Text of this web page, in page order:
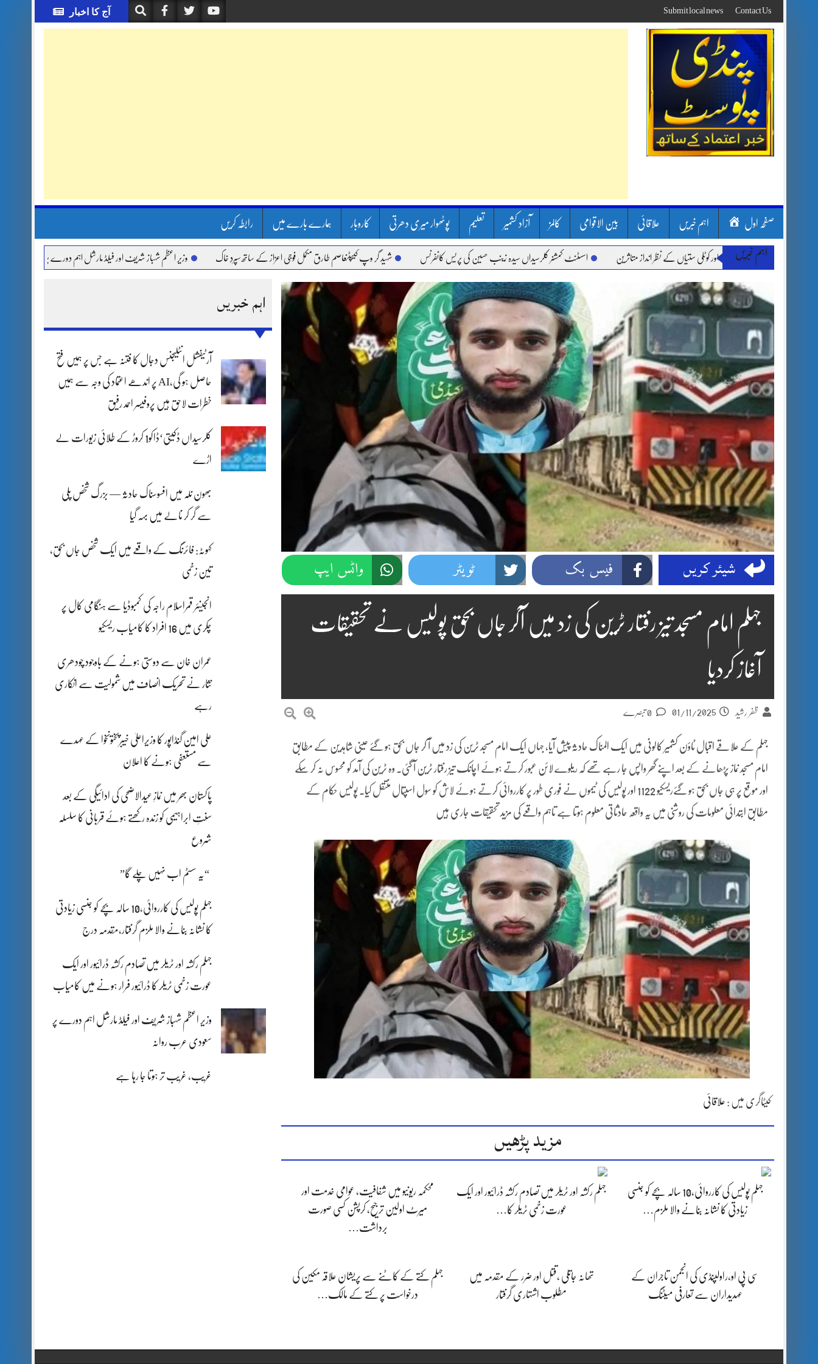
to
content
آج کا اخبار Contact Us
Submit local news
صفحہ اول اہم خبریں علاقائی بین الاقوامی کالمز آزاد کشمیر تعلیم پوٹھوار میری دھرتی کاروبار ہمارے بارے میں رابطہ کریں
اہم خبریں
بارشیں، لینڈ سلائیڈنگ اور کوٹلی ستیاں کے نظر انداز متاثرین اسسٹنٹ کمشنر کلرسیداں سیدہ زینب حسین کی پریس کانفرنس شہید گر وپ کیپٹنعاصم طارق مکمل فوجی اعزاز کے ساتھ سپردِ خاک وزیر اعظم شہباز شریف اور فیلڈ مارشل اہم دورے پر سعودی عرب روانہ
اہم خبریں
آرٹیفشل انٹلیجنس دجال کا فتنہ ہے جس پر ہمیں فتح
حاصل ہو گی،AI پر اندھے اعتماد کی وجہ سے ہمیں
خطرات لاحق ہیں پروفیسر احمد رفیق
کلرسیداں ڈکیتی‘ڈاکو1 کروڑ کے طلائی زیورات لے
اڑے
بھون نلہ میں افسوسناک حادثہ — بزرگ شخص پلی
سے گر کر نالے میں بہہ گیا
کہوٹہ: فائرنگ کے واقعے میں ایک شخص جاں بحق،
تین زخمی
انجینئر قمراسلام راجہ کی کمبوڈیا سے ہنگامی کال پر
چکری میں 16 افراد کا کامیاب ریسکیو
عمران خان سے دوستی ہونے کے باوجود چودھری
نثار نے تحریک انصاف میں شمولیت سے انکاری
رہے
علی امین گنڈاپور کا وزیراعلیٰ خیبرپختونخوا کے عہدے
سے مستعفی ہونے کا اعلان
پاکستان بھر میں نمازِ عیدالاضحی کی ادائیگی کے بعد
سنتِ ابراہیمی کو زندہ رکھتے ہوئے قربانی کا سلسلہ
شروع
“یہ سسٹم اب نہیں چلے گا”
جہلم پولیس کی کارروائی،10 سالہ بچے کو جنسی زیادتی
کا نشانہ بنانے والا ملزم گرفتار،مقدمہ درج
جہلم رکشہ اور ٹریلر میں تصادم رکشہ ڈرائیور اور ایک
عورت زخمی ٹریلر کا ڈرائیور فرار ہونے میں کامیاب
وزیر اعظم شہباز شریف اور فیلڈ مارشل اہم دورے پر
سعودی عرب روانہ
غریب، غریب تر ہوتا جا رہا ہے
شیئر کریں فیس بک ٹویٹر واٹس ایپ
جہلم امام مسجد تیز رفتار ٹرین کی زد میں آکر جاں بحق پولیس نے تحقیقات
آغاز کردیا
ظفر رشید 01/11/2025
جہلم کے علاقے اقبال ٹاؤن کشمیر کالونی میں ایک المناک حادثہ پیش آیا، جہاں ایک امام مسجد ٹرین کی زد میں آ کر جاں بحق ہو گئے عینی شاہدین کے مطابق
امام مسجد نماز پڑھانے کے بعد اپنے گھر واپس جا رہے تھے کہ ریلوے لائن عبور کرتے ہوئے اچانک تیز رفتار ٹرین آ گئی۔ وہ ٹرین کی آمد کو محسوس نہ کر سکے
اور موقع پر ہی جاں بحق ہو گئےریسکیو 1122 اور پولیس کی ٹیموں نے فوری طور پر کارروائی کرتے ہوئے لاش کو سول اسپتال منتقل کیا۔ پولیس حکام کے
مطابق ابتدائی معلومات کی روشنی میں یہ واقعہ حادثاتی معلوم ہوتا ہے تاہم واقعے کی مزید تحقیقات جاری ہیں
کیٹاگری میں : علاقائی
مزید پڑھیں
جہلم پولیس کی کارروائی،10 سالہ بچے کو جنسی
زیادتی کا نشانہ بنانے والا ملزم…
جہلم رکشہ اور ٹریلر میں تصادم رکشہ ڈرائیور اور ایک
عورت زخمی ٹریلر کا…
محکمہ ریونیو میں شفافیت، عوامی خدمت اور
میرٹ اولین ترجیح، کرپشن کسی صورت
برداشت…
سی پی او،راولپنڈی کی انجمن تاجران کے
عہدیداران سے تعارفی میٹنگ
تھانہ جاتلی ،قتل اور ضرر کے مقدمہ میں
مطلوب اشتہاری گرفتار
جہلم کتے کے کاٹنے سے پریشان علاقہ مکین کی
درخواست پر کتے کے مالک…